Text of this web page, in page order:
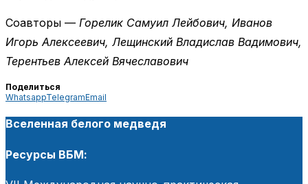
Соавторы — Горелик Самуил Лейбович, Иванов
Игорь Алексеевич, Лещинский Владислав Вадимович,
Терентьев Алексей Вячеславович
Поделиться
WhatsappTelegramEmail
Вселенная белого медведя
Ресурсы ВБМ: